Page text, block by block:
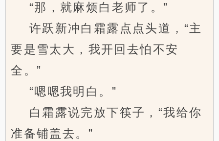
“那，就麻烦白老师了。”
许跃新冲白霜露点点头道，“主
要是雪太大，我开回去怕不安
全。”
“嗯嗯我明白。”
白霜露说完放下筷子，“我给你
准备铺盖去。”